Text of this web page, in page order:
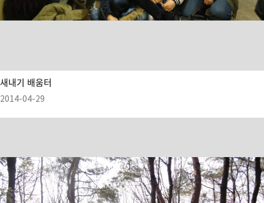
새내기 배움터
2014-04-29